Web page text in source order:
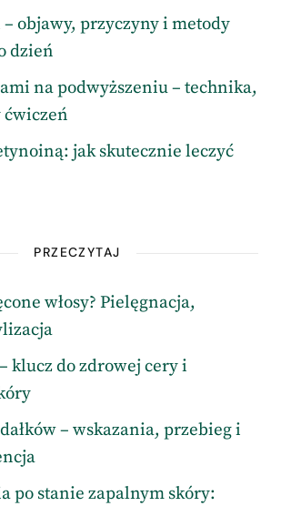
objawy, przyczyny i metody
dzień
na podwyższeniu – technika,
ćwiczeń
jak skutecznie leczyć
PRZECZYTAJ
włosy? Pielęgnacja,
klucz do zdrowej cery i
– wskazania, przebieg i
po stanie zapalnym skóry: